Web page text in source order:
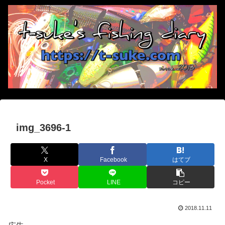
img_3696-1
X Facebook はてブ
Pocket LINE コピー
2018.11.11